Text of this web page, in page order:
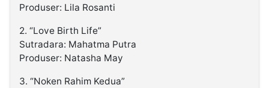
Produser: Lila Rosanti
2. “Love Birth Life”
Sutradara: Mahatma Putra
Produser: Natasha May
3. “Noken Rahim Kedua”